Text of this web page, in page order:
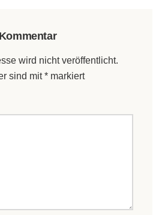
wird nicht veröffentlicht.
sind mit* markiert